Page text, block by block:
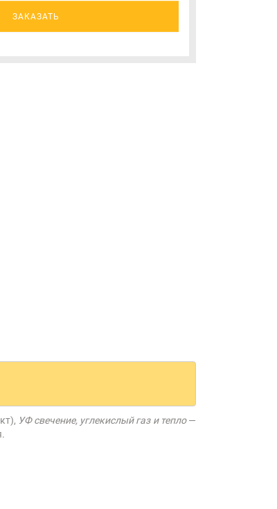
ЗАКАЗАТЬ
УФ свечение, углекислый газ и тепло—